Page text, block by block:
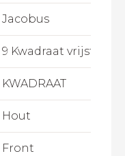
Jacobus
9 Kwadraat
KWADRAAT
Hout
Front